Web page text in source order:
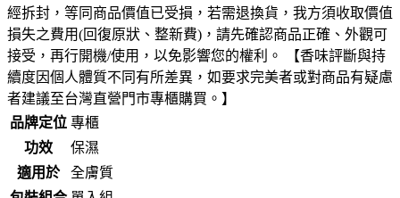
經拆封，等同商品價值已受損，若需退換貨，我方須收取價值
損失之費用(回復原狀、整新費)，請先確認商品正確、外觀可
接受，再行開機/使用，以免影響您的權利。 【香味評斷與持
續度因個人體質不同有所差異，如要求完美者或對商品有疑慮
者建議至台灣直營門市專櫃購買。】
品牌定位 專櫃
功效
保濕
適用於
全膚質